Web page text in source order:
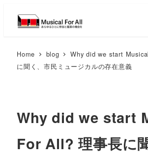
Home blog
Why did we start
に聞く、市民ミュージカルの存在意義
Why did we start
For All? 理事長に